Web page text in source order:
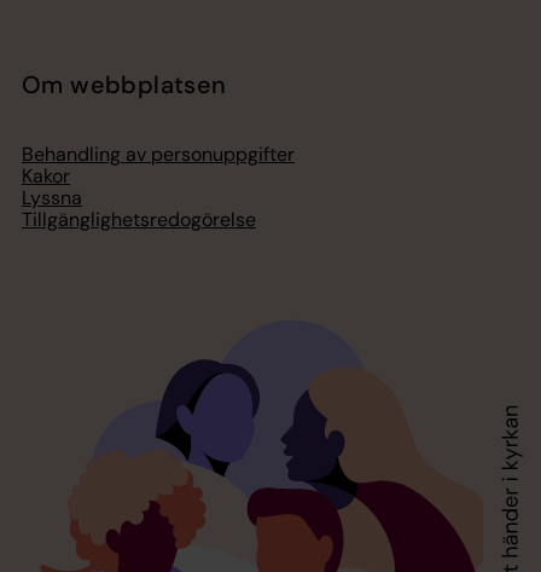
Om webbplatsen
Behandling av personuppgifter
Kakor
Lyssna
Tillgänglighetsredogörelse